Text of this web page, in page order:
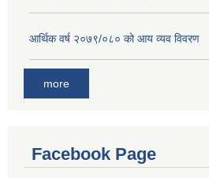
आर्थिक वर्ष २०७९/०८० को आय व्यव विवरण
more
Facebook Page